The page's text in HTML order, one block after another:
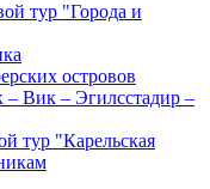
тур "Города и
островов
– Вик – Эгилсстадир –
тур "Карельская